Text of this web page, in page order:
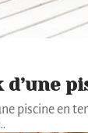
piscine en